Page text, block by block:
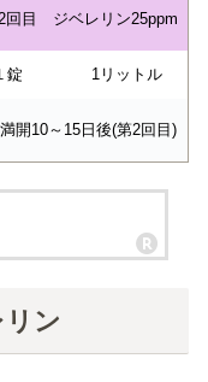
回目 ジベレリン25ppm
錠 1リットル
満開10～15日後(第2回目)
ン